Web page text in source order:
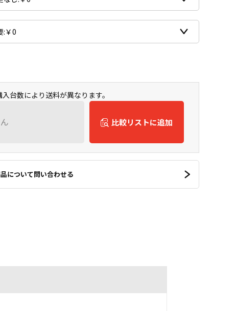
数により送料が異なります。
比較リストに追加
について問い合わせる